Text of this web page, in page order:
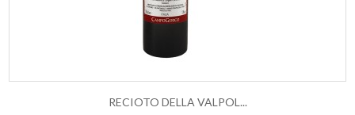
RECIOTO DELLA VALPOL...